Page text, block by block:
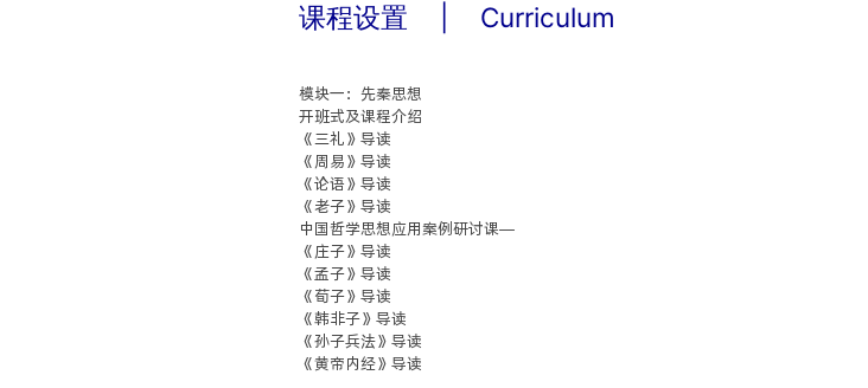
课程设置 Curriculum
模块一：先秦思想
开班式及课程介绍
《三礼》导读
《周易》导读
《论语》导读
《老子》导读
中国哲学思想应用案例研讨课—
《庄子》导读
《孟子》导读
《荀子》导读
《韩非子》导读
《孙子兵法》导读
《黄帝内经》导读